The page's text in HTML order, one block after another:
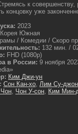
к
концовку уже
2023
Корея Южная
/ Комедии / Скоро
132 мин. /
FHD (1080p)
в России: 9 ноября
Ким Джи-ун
Сон Кан-хо, Лим Су-джон
Чон, Чон У-сон, Ким Мин-